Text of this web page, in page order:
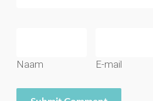
Naam E-mail